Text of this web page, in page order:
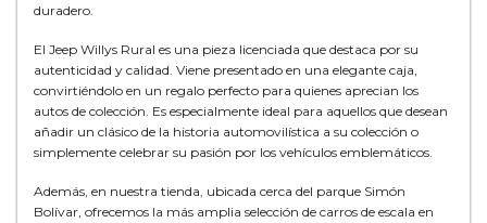
duradero.
El Jeep Willys Rural es una pieza licenciada que destaca por su
autenticidad y calidad. Viene presentado en una elegante caja,
convirtiéndolo en un regalo perfecto para quienes aprecian los
autos de colección. Es especialmente ideal para aquellos que desean
añadir un clásico de la historia automovilística a su colección o
simplemente celebrar su pasión por los vehículos emblemáticos.
Además, en nuestra tienda, ubicada cerca del parque Simón
Bolívar, ofrecemos la más amplia selección de carros de escala en